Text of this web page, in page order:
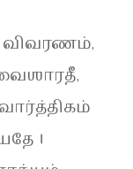
விவரணம்,
।